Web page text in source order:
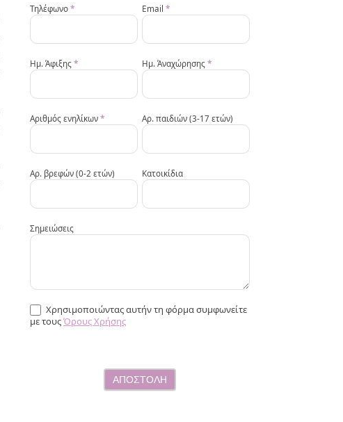
Τηλέφωνο* Email*
Ημ. Άφιξης* Ημ. Άναχώρησης*
Αριθμός ενηλίκων* Αρ. παιδιών (3-17 ετών)
Αρ. βρεφών (0-2 ετών) Κατοικίδια
Σημειώσεις
Χρησιμοποιώντας αυτήν τη φόρμα συμφωνείτε
με τουςΌρους Χρήσης
ΑΠΟΣΤΟΛΗ